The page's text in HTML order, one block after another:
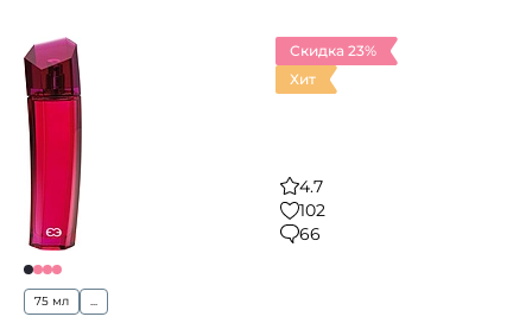
Скидка 23%
Хит
4.7
102
66
75 мл ...